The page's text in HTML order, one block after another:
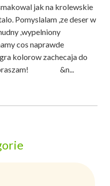
jak na krolewskie
Pomyslalam ,ze deser w
,wypelniony
cos naprawde
kolorow zachecaja do
Zapraszam! &n...